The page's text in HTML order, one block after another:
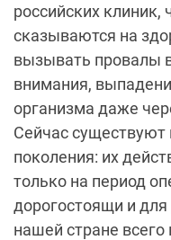
российских клиник,
сказываются на
вызывать провалы
внимания,
организма даже
Сейчас существуют
поколения: их
только на период
дорогостоящи и
нашей стране всего